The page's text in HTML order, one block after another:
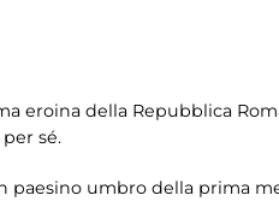
eroina della Repubblica
sé.
paesino umbro della prima